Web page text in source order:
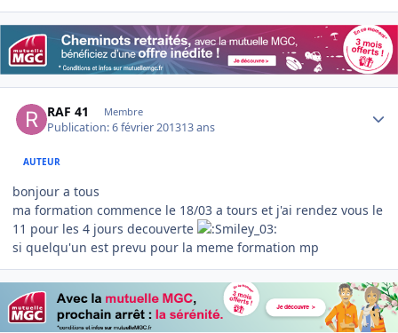
RAF 41 Membre
Publication:6 février 201313 ans
AUTEUR
bonjour a tous
ma formation commence le 18/03 a tours et j'ai rendez vous le
11 pour les 4 jours decouverte
si quelqu'un est prevu pour la meme formation mp